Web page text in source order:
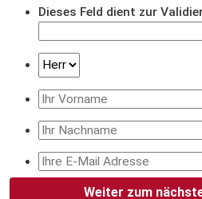
Dieses Feld dient zur
verändert werden.